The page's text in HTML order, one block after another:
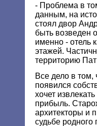
- Проблема в
данным, на
стоял двор
быть возведен
именно - отель
этажей.
территорию
Все дело в том,
появился
хочет
прибыль.
архитекторы и
судьбе родного